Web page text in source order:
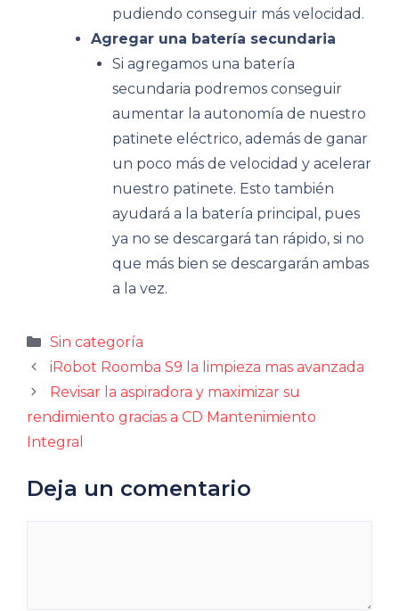
pudiendo conseguir más velocidad.
Agregar una batería secundaria
Si agregamos una batería
secundaria podremos conseguir
aumentar la autonomía de nuestro
patinete eléctrico, además de ganar
un poco más de velocidad y acelerar
nuestro patinete. Esto también
ayudará a la batería principal, pues
ya no se descargará tan rápido, si no
que más bien se descargarán ambas
a la vez.
Categorías
Sin categoría
iRobot Roomba S9 la limpieza mas avanzada
Revisar la aspiradora y maximizar su
rendimiento gracias a CD Mantenimiento
Integral
Deja un comentario